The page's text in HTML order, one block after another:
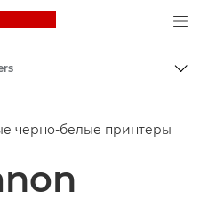
Canon Logo, back to
Продукты и решения для бизнеса
черно-белые принтеры